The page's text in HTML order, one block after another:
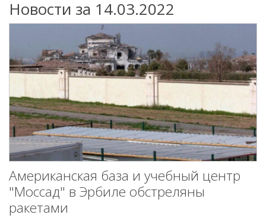
Новости за 14.03.2022
Американская база и учебный центр
"Моссад" в Эрбиле обстреляны
ракетами